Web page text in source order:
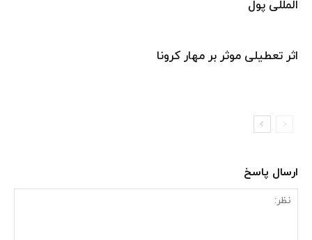
المللی پول
اثر تعطیلی موثر بر مهار کرونا
ارسال پاسخ